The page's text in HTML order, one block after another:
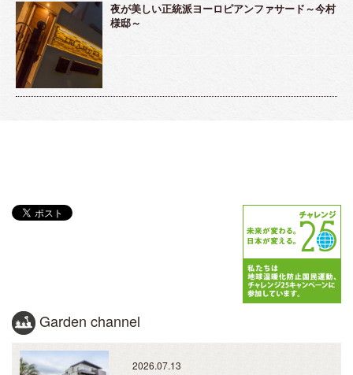
夜が美しい正統派ヨーロピアンファサード～今村
様邸～
Garden channel
2026.07.13